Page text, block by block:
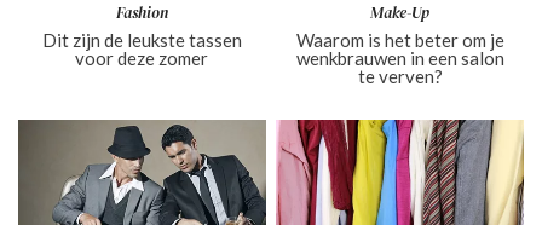
Fashion
Dit zijn de leukste tassen
voor deze zomer
Make-Up
Waarom is het beter om je
wenkbrauwen in een salon
te verven?